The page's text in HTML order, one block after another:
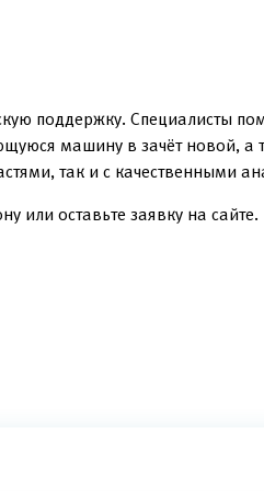
поддержку. Специалисты
машину в зачёт новой, а
так и с качественными
или оставьте заявку на сайте.